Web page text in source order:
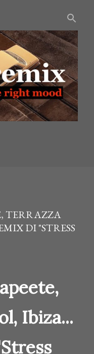
TERRAZZA
DI "STRESS
Ibiza...